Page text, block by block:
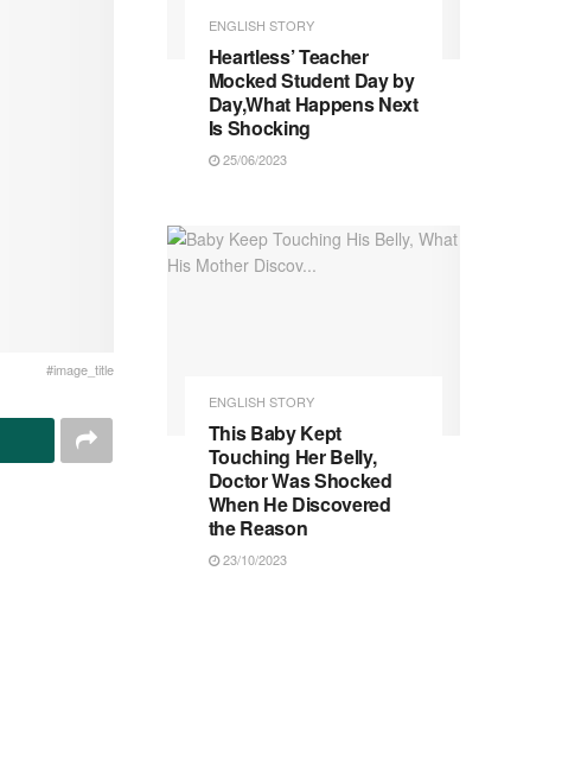
#image_title
ENGLISH STORY
Heartless’ Teacher
Mocked Student Day by
Day,What Happens Next
Is Shocking
25/06/2023
ENGLISH STORY
This Baby Kept
Touching Her Belly,
Doctor Was Shocked
When He Discovered
the Reason
23/10/2023